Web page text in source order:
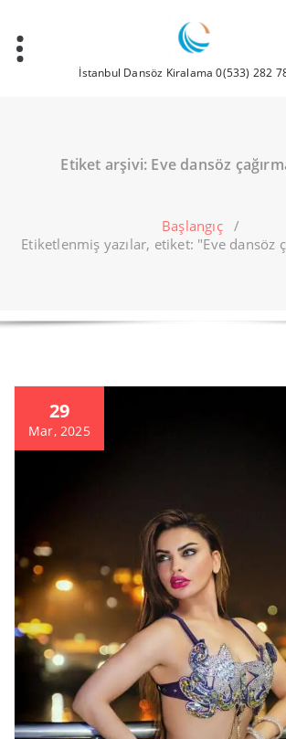
İstanbul Dansöz Kiralama 0(533) 282
Etiket arşivi: Eve dansöz
Başlangıç/
Etiketlenmiş yazılar, etiket: "Eve dansöz
29
Mar, 2025